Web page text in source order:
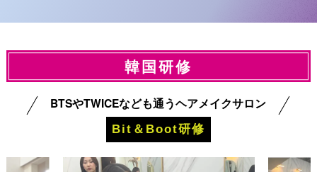
韓国研修
BTSやTWICEなども通うヘアメイクサロン
Bit＆Boot研修